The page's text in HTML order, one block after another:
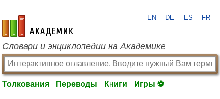
academic.ru
EN DE ES FR
Словари и энциклопедии на Академике
Толкования Переводы Книги Игры ⚽